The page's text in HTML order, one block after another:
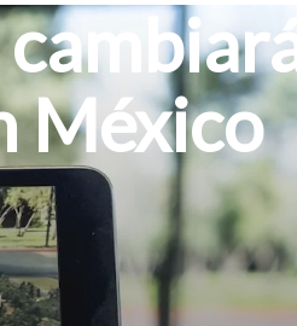
México